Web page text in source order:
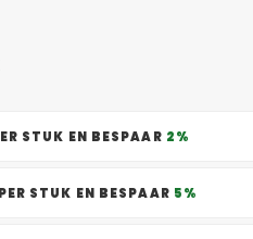
STUK EN BESPAAR 2%
PER STUK EN BESPAAR 5%